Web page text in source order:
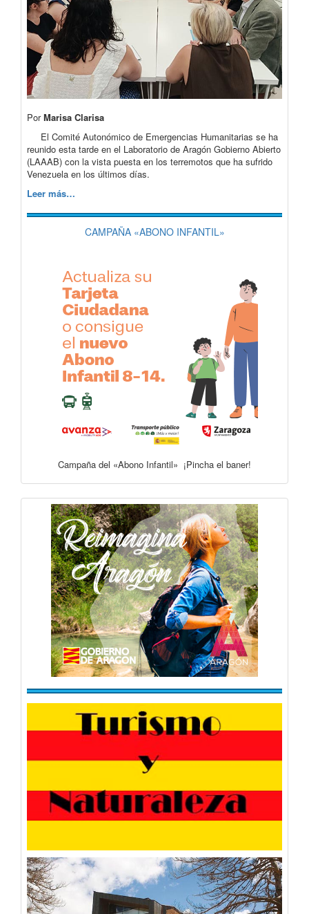
PorMarisa Clarisa
El Comité Autonómico de Emergencias Humanitarias se ha
reunido esta tarde en el Laboratorio de Aragón Gobierno Abierto
(LAAAB) con la vista puesta en los terremotos que ha sufrido
Venezuela en los últimos días.
Leer más…
CAMPAÑA «ABONO INFANTIL»
Campaña del «Abono Infantil» ¡Pincha el baner!